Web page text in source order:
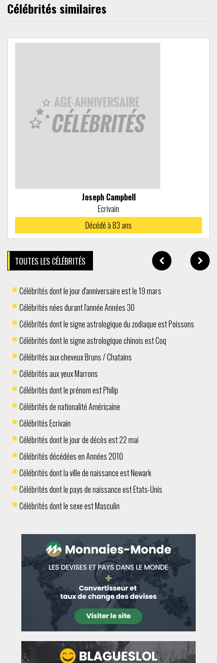
Célébrités similaires
Joseph Campbell
Ecrivain
Décédé à83 ans
TOUTES LES CÉLÉBRITÉS
Célébrités dont le jour d'anniversaire est le 19 mars
Célébrités nées durant l'année Années 30
Célébrités dont le signe astrologique du zodiaque est Poissons
Célébrités dont le signe astrologique chinois est Coq
Célébrités aux cheveux Bruns / Chatains
Célébrités aux yeux Marrons
Célébrités dont le prénom est Philip
Célébrités de nationalité Américaine
Célébrités Ecrivain
Célébrités dont le jour de décès est 22 mai
Célébrités décédées en Années 2010
Célébrités dont la ville de naissance est Newark
Célébrités dont le pays de naissance est Etats-Unis
Célébrités dont le sexe est Masculin